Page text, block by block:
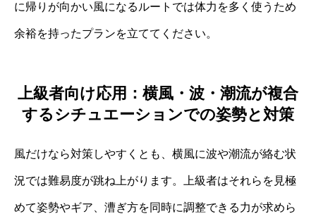
に帰りが向かい風になるルートでは体力を多く使うため
余裕を持ったプランを立ててください。
上級者向け応用：横風・波・潮流が複合
するシチュエーションでの姿勢と対策
風だけなら対策しやすくとも、横風に波や潮流が絡む状
況では難易度が跳ね上がります。上級者はそれらを見極
めて姿勢やギア、漕ぎ方を同時に調整できる力が求めら